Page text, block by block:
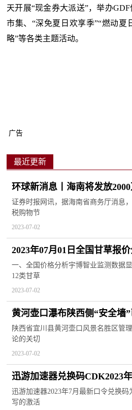
天开展“现金券大派送”，举办
市集、“深免夏日欢享季”“燃动夏
略”等各类主题活动。
广告
最近更新
环球新消息丨海南将发放
证券时报网讯，据海南省商务厅消息
税购物节
2023-07-02
2023年07月01日全国甘草报
一、全国价格分析宇博智业监测数据
12类甘草
2023-07-02
黄河壶口瀑布陕西侧“安全墙
陕西省宜川县黄河壶口风景名胜区管
论的关切
2023-07-02
迅游加速器兑换码CDK2023
日看点
迅游加速器2023年7月最新口令兑换
写的激活